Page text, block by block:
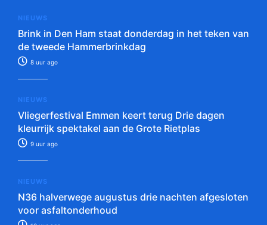
NIEUWS
Brink in Den Ham staat donderdag in het teken van
de tweede Hammerbrinkdag
8 uur ago
NIEUWS
Vliegerfestival Emmen keert terug Drie dagen
kleurrijk spektakel aan de Grote Rietplas
9 uur ago
NIEUWS
N36 halverwege augustus drie nachten afgesloten
voor asfaltonderhoud